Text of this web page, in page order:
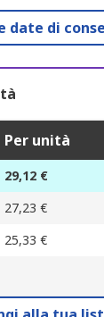
date di
Per unità
29,12 €
27,23 €
25,33 €